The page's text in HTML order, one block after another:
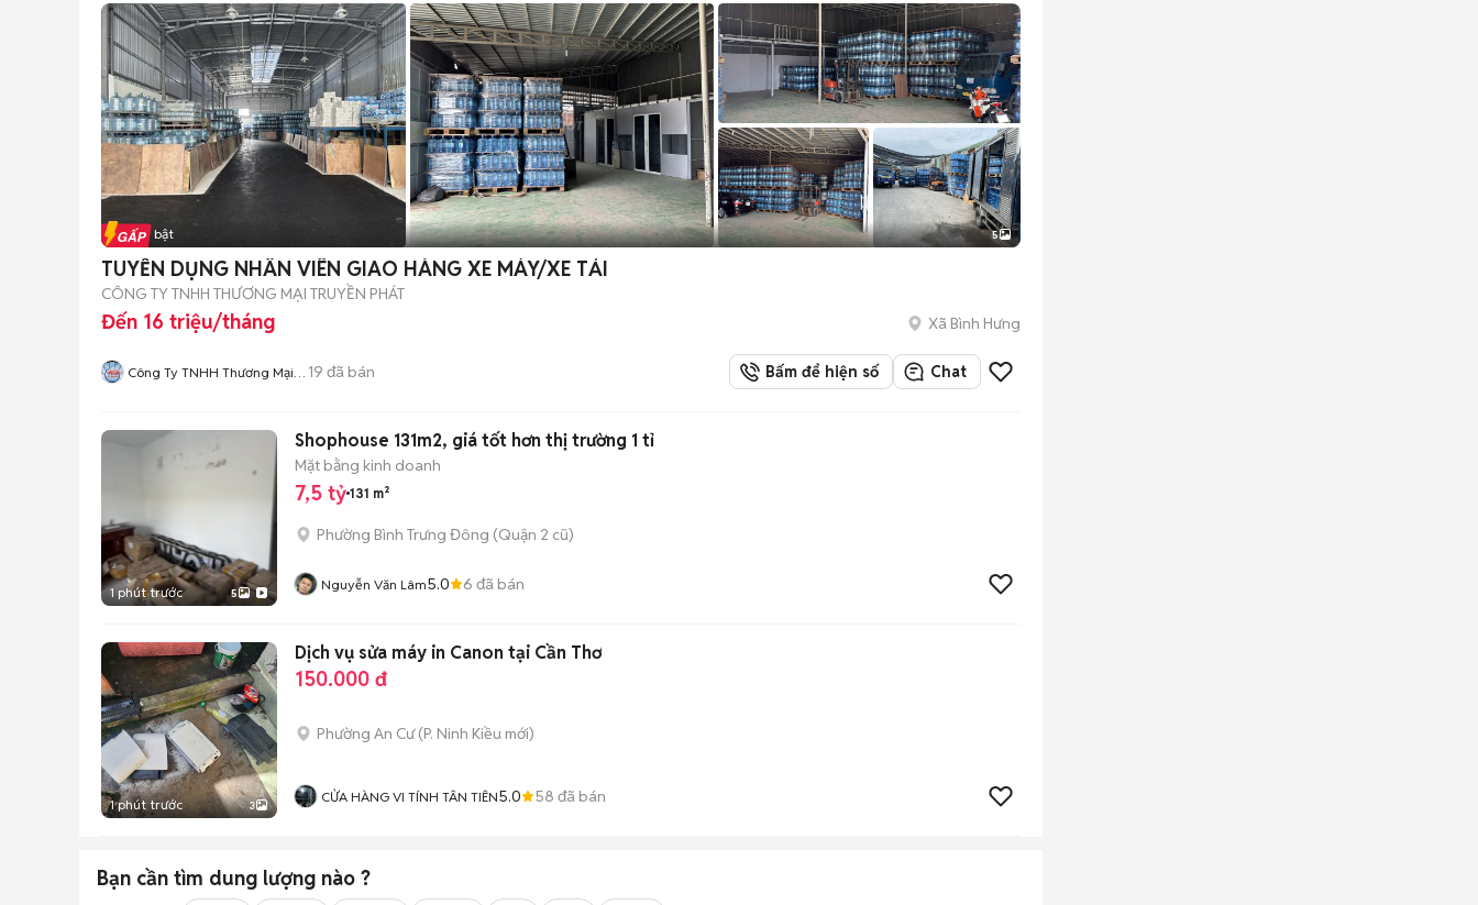
Tin nổi bật 5
TUYỂN DỤNG NHÂN VIÊN GIAO HÀNG XE MÁY/XE TẢI
CÔNG TY TNHH THƯƠNG MẠI TRUYỀN PHÁT
Đến 16 triệu/tháng Xã Bình Hưng
Công Ty TNHH Thương Mại
19 đã bán Bấm để hiện số Chat
1 phút trước 5
Shophouse 131m2, giá tốt hơn thị trường 1 tỉ
Mặt bằng kinh doanh
7,5 tỷ 131 m²
Phường Bình Trưng Đông (Quận 2 cũ)
Nguyễn Văn Lâm5.0 6 đã bán
1 phút trước 3
Dịch vụ sửa máy in Canon tại Cần Thơ
150.000 đ
Phường An Cư(P. Ninh Kiều mới)
CỬA HÀNG VI TÍNH TÂN TIÊN5.0 58 đã bán
Bạn cần tìm dung lượng nào ?